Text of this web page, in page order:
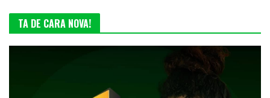
TA DE CARA NOVA!